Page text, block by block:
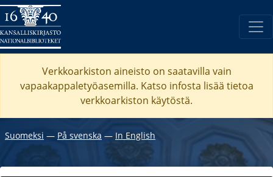
Verkkoarkiston aineisto on saatavilla vain
vapaakappaletyöasemilla. Katso infosta lisää tietoa
verkkoarkiston käytöstä.
Suomeksi ― På svenska ― In English